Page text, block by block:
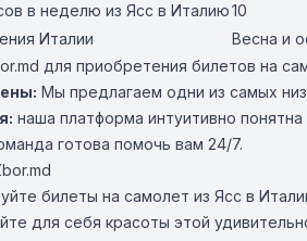
в неделю из Ясс в Италию10
Италии
Весна и
для приобретения билетов на
Мы предлагаем одни из самых
наша платформа интуитивно понятна
готова помочь вам 24/7.
билеты на самолет из Ясс в
для себя красоты этой